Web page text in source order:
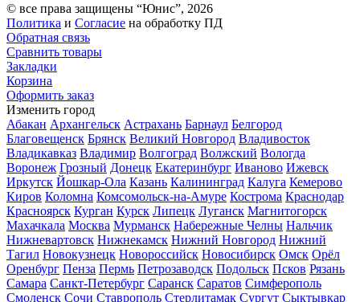
© все права защищены “Юнис”, 2026
Политика и Согласие на обработку ПД
Обратная связь
Сравнить товары
Закладки
Корзина
Оформить заказ
Изменить город
Абакан Архангельск Астрахань Барнаул Белгород
Благовещенск Брянск Великий Новгород Владивосток
Владикавказ Владимир Волгоград Волжский Вологда
Воронеж Грозный Донецк Екатеринбург Иваново Ижевск
Иркутск Йошкар-Ола Казань Калининград Калуга Кемерово
Киров Коломна Комсомольск-на-Амуре Кострома Краснодар
Красноярск Курган Курск Липецк Луганск Магнитогорск
Махачкала Москва Мурманск Набережные Челны Нальчик
Нижневартовск Нижнекамск Нижний Новгород Нижний
Тагил Новокузнецк Новороссийск Новосибирск Омск Орёл
Оренбург Пенза Пермь Петрозаводск Подольск Псков Рязань
Самара Санкт-Петербург Саранск Саратов Симферополь
Смоленск Сочи Ставрополь Стерлитамак Сургут Сыктывкар